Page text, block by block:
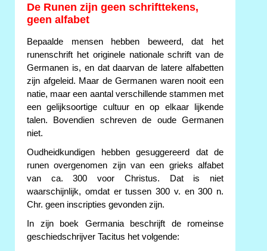
De Runen zijn geen schrifttekens,
geen alfabet
Bepaalde mensen hebben beweerd, dat het
runenschrift het originele nationale schrift van de
Germanen is, en dat daarvan de latere alfabetten
zijn afgeleid. Maar de Germanen waren nooit een
natie, maar een aantal verschillende stammen met
een gelijksoortige cultuur en op elkaar lijkende
talen. Bovendien schreven de oude Germanen
niet.
Oudheidkundigen hebben gesuggereerd dat de
runen overgenomen zijn van een grieks alfabet
van ca. 300 voor Christus. Dat is niet
waarschijnlijk, omdat er tussen 300 v. en 300 n.
Chr. geen inscripties gevonden zijn.
In zijn boek Germania beschrijft de romeinse
geschiedschrijver Tacitus het volgende: